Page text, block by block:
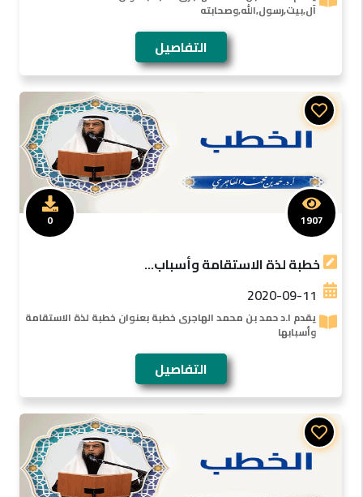
آل,بيت,رسول,الله,وصحابته
التفاصيل
خطبة لذة الاستقامة وأسباب...
2020-09-11
يقدم ا.د حمد بن محمد الهاجرى خطبة بعنوان خطبة لذة الاستقامة
وأسبابها
التفاصيل
1907
0